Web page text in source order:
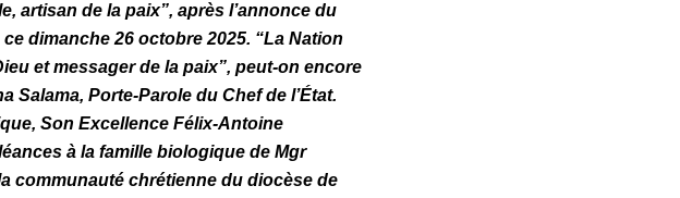
artisan de la paix”, après l’annonce du
dimanche 26 octobre 2025. “La Nation
et messager de la paix”, peut-on encore
Salama, Porte-Parole du Chef de l’État.
Son Excellence Félix-Antoine
à la famille biologique de Mgr
communauté chrétienne du diocèse de